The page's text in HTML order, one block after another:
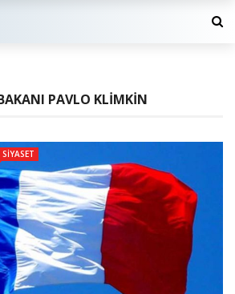
PAVLO KLIMKIN
SIYASET